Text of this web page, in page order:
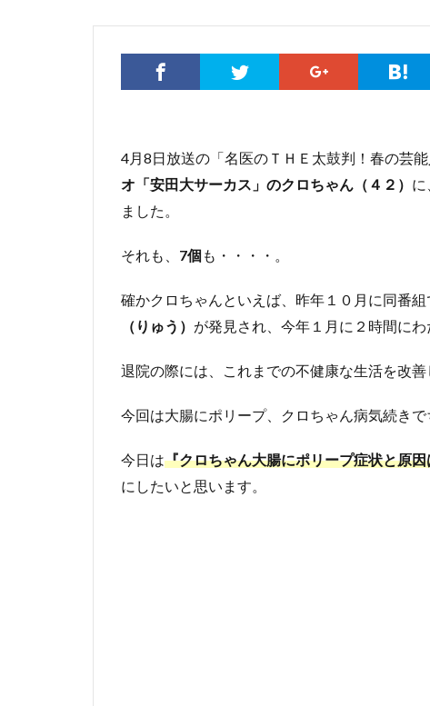
4月8日放送の「名医のＴＨＥ太鼓判！春の芸
オ「安田大サーカス」のクロちゃん（４２） に
ました。
それも、 7個 も・・・・。
確かクロちゃんといえば、昨年１０月に同番組
（りゅう） が発見され、今年１月に２時間にわ
退院の際には、これまでの不健康な生活を改
今回は大腸にポリープ、クロちゃん病気続きで
今日は『クロちゃん大腸にポリープ症状と原
にしたいと思います。